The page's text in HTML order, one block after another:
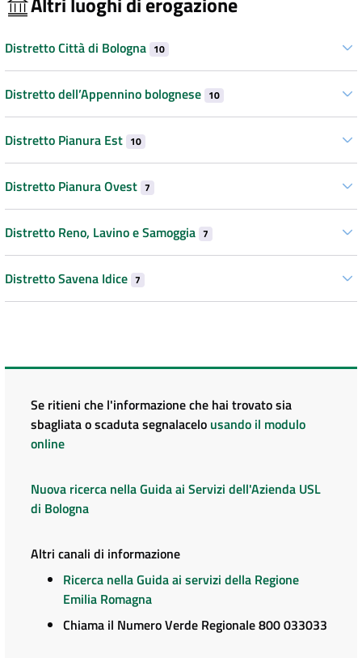
Distretto Città di Bologna 10
Distretto dell’Appennino bolognese 10
Distretto Pianura Est 10
Distretto Pianura Ovest 7
Distretto Reno, Lavino e Samoggia 7
Distretto Savena Idice 7
Se ritieni che l'informazione che hai trovato sia
sbagliata o scaduta segnalacelo usando il modulo
online
Nuova ricerca nella Guida ai Servizi dell'Azienda USL
di Bologna
Altri canali di informazione
Ricerca nella Guida ai servizi della Regione
Emilia Romagna
Chiama il Numero Verde Regionale 800 033033